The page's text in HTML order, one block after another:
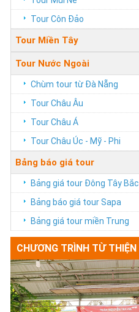
Tour Côn Đảo
Tour Miền Tây
Tour Nước Ngoài
Chùm tour từ Đà Nẵng
Tour Châu Âu
Tour Châu Á
Tour Châu Úc - Mỹ - Phi
Bảng báo giá tour
Bảng giá tour Đông Tây Bắc
Bảng báo giá tour Sapa
Bảng giá tour miền Trung
CHƯƠNG TRÌNH TỪ THIỆN